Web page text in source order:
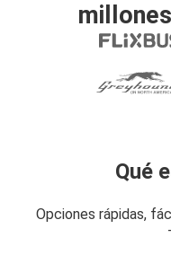
Qué
Opciones rápidas,